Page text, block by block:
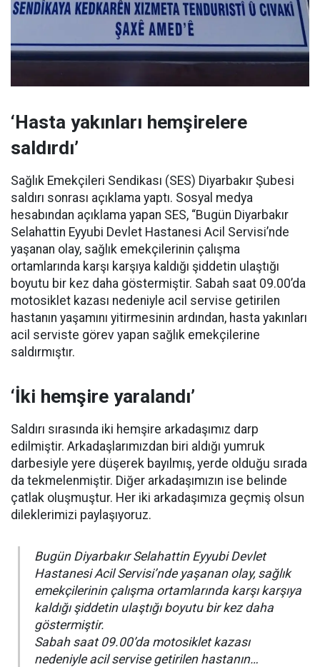
‘Hasta yakınları hemşirelere
saldırdı’
Sağlık Emekçileri Sendikası (SES) Diyarbakır Şubesi
saldırı sonrası açıklama yaptı. Sosyal medya
hesabından açıklama yapan SES, “Bugün Diyarbakır
Selahattin Eyyubi Devlet Hastanesi Acil Servisi’nde
yaşanan olay, sağlık emekçilerinin çalışma
ortamlarında karşı karşıya kaldığı şiddetin ulaştığı
boyutu bir kez daha göstermiştir. Sabah saat 09.00’da
motosiklet kazası nedeniyle acil servise getirilen
hastanın yaşamını yitirmesinin ardından, hasta yakınları
acil serviste görev yapan sağlık emekçilerine
saldırmıştır.
‘İki hemşire yaralandı’
Saldırı sırasında iki hemşire arkadaşımız darp
edilmiştir. Arkadaşlarımızdan biri aldığı yumruk
darbesiyle yere düşerek bayılmış, yerde olduğu sırada
da tekmelenmiştir. Diğer arkadaşımızın ise belinde
çatlak oluşmuştur. Her iki arkadaşımıza geçmiş olsun
dileklerimizi paylaşıyoruz.
Bugün Diyarbakır Selahattin Eyyubi Devlet
Hastanesi Acil Servisi’nde yaşanan olay, sağlık
emekçilerinin çalışma ortamlarında karşı karşıya
kaldığı şiddetin ulaştığı boyutu bir kez daha
göstermiştir.
Sabah saat 09.00’da motosiklet kazası
nedeniyle acil servise getirilen hastanın…